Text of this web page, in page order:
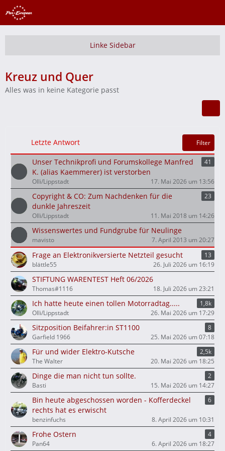
Kreuz und Quer
Alles was in keine Kategorie passt
Letzte Antwort Filter
Unser Technikprofi und Forumskollege Manfred
K. (alias Kaemmerer) ist verstorben
41
Olli/Lippstadt 17. Mai 2026 um 13:56
Copyright & CO: Zum Nachdenken für die
dunkle Jahreszeit
23
Olli/Lippstadt 11. Mai 2018 um 14:26
Wissenswertes und Fundgrube für Neulinge
mavisto 7. April 2013 um 20:27
Frage an Elektronikversierte Netzteil gesucht
13
blättle55
26. Juli 2026 um 16:19
STIFTUNG WARENTEST Heft 06/2026
Thomas#1116 18. Juli 2026 um 23:21
Ich hatte heute einen tollen Motorradtag.....
1,8k
Olli/Lippstadt
26. Mai 2026 um 17:29
Sitzposition Beifahrer:in ST1100
8
Garfield 1966
25. Mai 2026 um 07:18
Für und wider Elektro-Kutsche
2,5k
The Walter
20. Mai 2026 um 18:25
Dinge die man nicht tun sollte.
2
Basti
15. Mai 2026 um 14:27
Bin heute abgeschossen worden - Kofferdeckel
rechts hat es erwischt
6
benzinfuchs 8. April 2026 um 10:31
Frohe Ostern
4
Pan64
6. April 2026 um 18:27